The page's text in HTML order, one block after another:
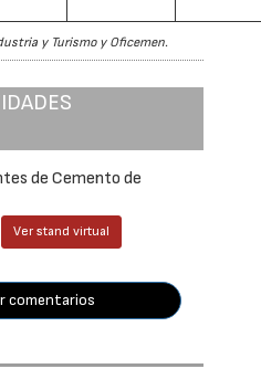
y Turismo y Oficemen.
de Cemento de
Ver stand virtual
comentarios